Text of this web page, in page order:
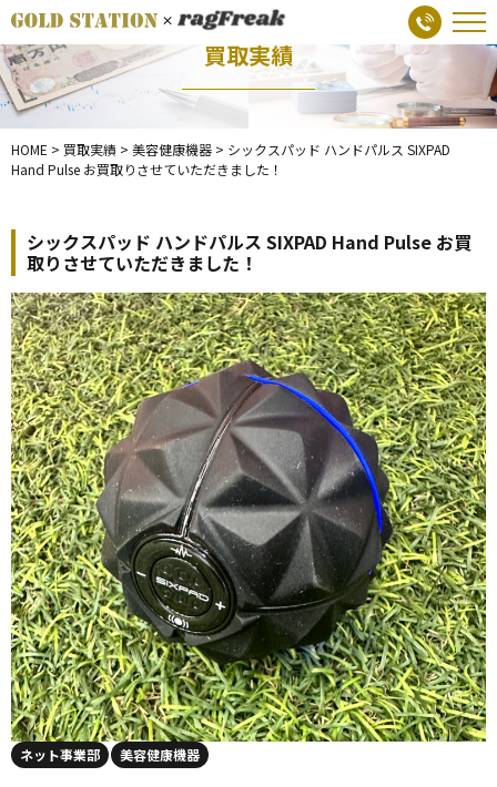
買取実績
HOME > 買取実績 > 美容健康機器 > シックスパッド ハンドパルス SIXPAD
Hand Pulse お買取りさせていただきました！
シックスパッド ハンドパルス SIXPAD Hand Pulse お買
取りさせていただきました！
ネット事業部 美容健康機器